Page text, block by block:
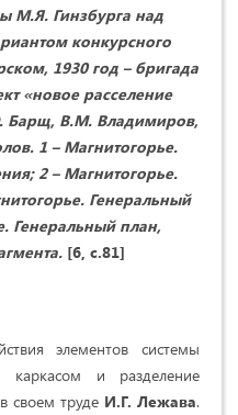
М.Я. Гинзбурга над
конкурсного
1930 год – бригада
«новое расселение
Барщ, В.М. Владимиров,
1 – Магнитогорье.
2 – Магнитогорье.
Генеральный
Генеральный план,
[6, с.81]
элементов системы
каркасом и разделение
своем труде И.Г. Лежава.